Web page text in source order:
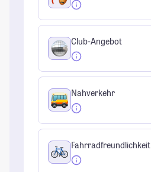
Club-Angebot
Nahverkehr
Fahrradfreundlichkeit